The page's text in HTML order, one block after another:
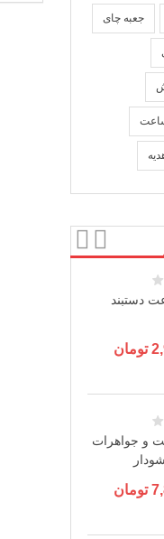
جعبه چای
دستبند
تومان
و جواهرات
تومان